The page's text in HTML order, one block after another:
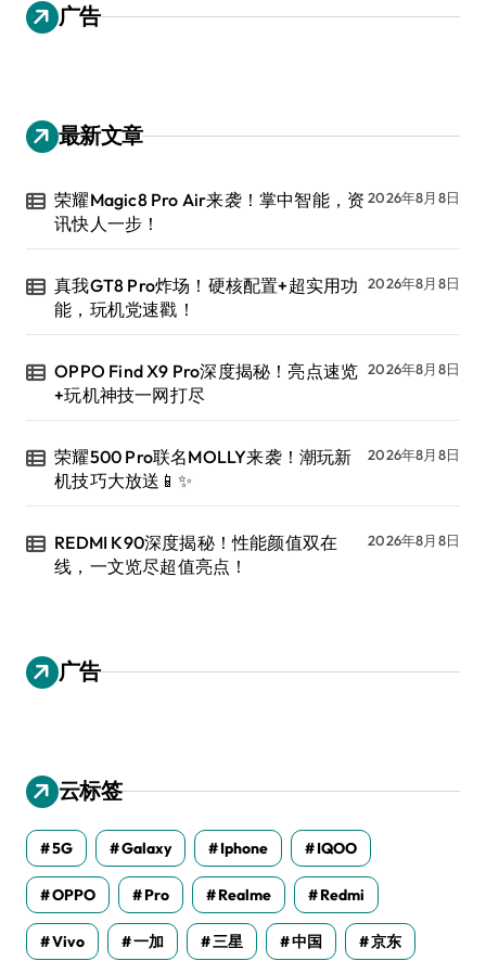
广告
最新文章
荣耀Magic8 Pro Air来袭！掌中智能，资
讯快人一步！
2026年8月8日
真我GT8 Pro炸场！硬核配置+超实用功
能，玩机党速戳！
2026年8月8日
OPPO Find X9 Pro深度揭秘！亮点速览
+玩机神技一网打尽
2026年8月8日
荣耀500 Pro联名MOLLY来袭！潮玩新
机技巧大放送📱✨
2026年8月8日
REDMI K90深度揭秘！性能颜值双在
线，一文览尽超值亮点！
2026年8月8日
广告
云标签
5G Galaxy Iphone IQOO
OPPO Pro Realme Redmi
Vivo 一加 三星 中国 京东